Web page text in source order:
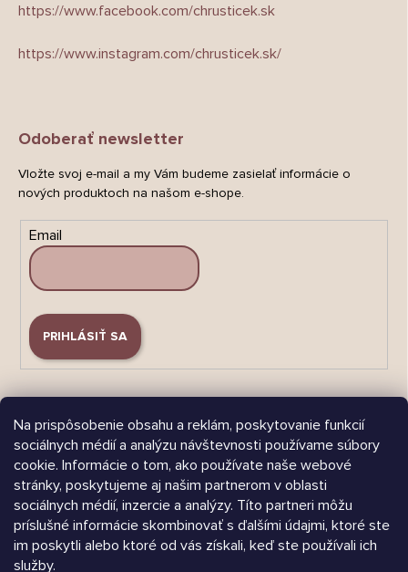
Na prispôsobenie obsahu a reklám, poskytovanie funkcií
sociálnych médií a analýzu návštevnosti používame súbory
cookie. Informácie o tom, ako používate naše webové
stránky, poskytujeme aj našim partnerom v oblasti
sociálnych médií, inzercie a analýzy. Títo partneri môžu
príslušné informácie skombinovať s ďalšími údajmi, ktoré ste
im poskytli alebo ktoré od vás získali, keď ste používali ich
služby.
https://www.facebook.com/chrusticek.sk
https://www.instagram.com/chrusticek.sk/
Odoberať newsletter
Vložte svoj e-mail a my Vám budeme zasielať informácie o
nových produktoch na našom e-shope.
Email
PRIHLÁSIŤ SA
Árukereső.hu